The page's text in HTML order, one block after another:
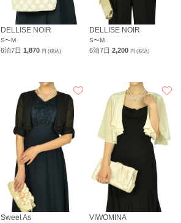
DELLISE NOIR
S〜M
6泊7日1,870円 (税込)
DELLISE NOIR
S〜M
6泊7日2,200円 (税込)
Sweet As VIWOMINA